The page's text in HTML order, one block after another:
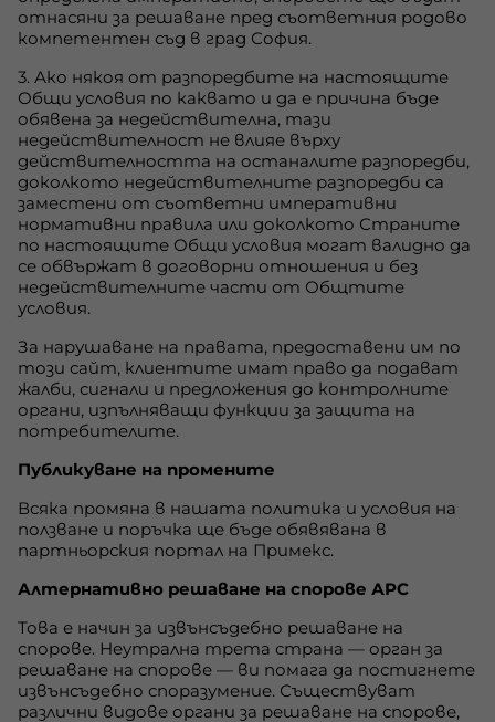
отнасяни за решаване пред съответния родово
компетентен съд в град София.
3. Ако някоя от разпоредбите на настоящите
Общи условия по каквато и да е причина бъде
обявена за недействителна, тази
недействителност не влияе върху
действителността на останалите разпоредби,
доколкото недействителните разпоредби са
заместени от съответни императивни
нормативни правила или доколкото Страните
по настоящите Общи условия могат валидно да
се обвържат в договорни отношения и без
недействителните части от Общтите
условия.
За нарушаване на правата, предоставени им по
този сайт, клиентите имат право да подават
жалби, сигнали и предложения до контролните
органи, изпълняващи функции за защита на
потребителите.
Публикуване на промените
Всяка промяна в нашата политика и условия на
ползване и поръчка ще бъде обявявана в
партньорския портал на Примекс.
Алтернативно решаване на спорове АРС
Това е начин за извънсъдебно решаване на
спорове. Неутрална трета страна — орган за
решаване на спорове — ви помага да постигнете
извънсъдебно споразумение. Съществуват
различни видове органи за решаване на спорове,